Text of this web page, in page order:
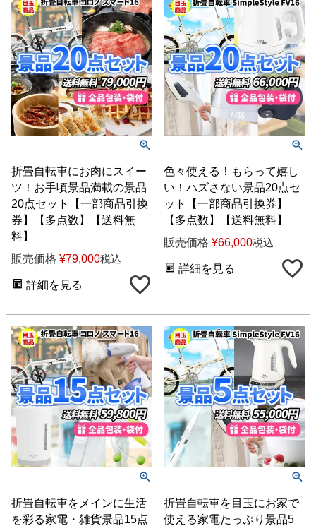
折畳自転車にお肉にスイー
ツ！お手頃景品満載の景品
20点セット【一部商品引換
券】【多点数】【送料無
料】
販売価格 ¥79,000税込
詳細を見る
色々使える！もらって嬉し
い！ハズさない景品20点セ
ット【一部商品引換券】
【多点数】【送料無料】
販売価格 ¥66,000税込
詳細を見る
折畳自転車をメインに生活
を彩る家電・雑貨景品15点
折畳自転車を目玉にお家で
使える家電たっぷり景品5